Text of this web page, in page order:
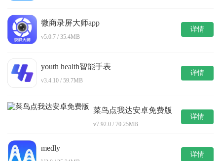
微商录屏大师app
v5.0.7 / 35.4MB
详情
youth health智能手表
v3.4.10 / 59.7MB
详情
菜鸟点我达安卓免费版
v7.92.0 / 70.25MB
详情
medly
详情